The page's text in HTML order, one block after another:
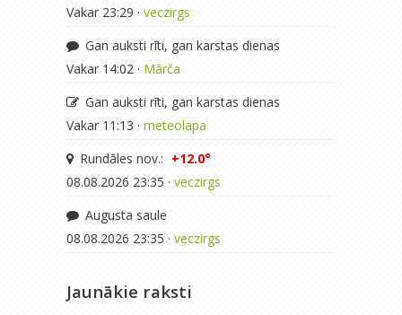
Vakar 23:29 · veczirgs
Gan auksti rīti, gan karstas dienas
Vakar 14:02 · Mārča
Gan auksti rīti, gan karstas dienas
Vakar 11:13 · meteolapa
Rundāles nov.: +12.0°
08.08.2026 23:35 · veczirgs
Augusta saule
08.08.2026 23:35 · veczirgs
Jaunākie raksti